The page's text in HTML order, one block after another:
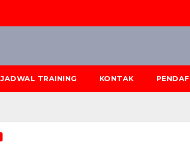
JADWAL TRAINING KONTAK